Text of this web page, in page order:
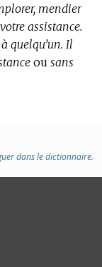
mendier
assistance.
quelqu’un. Il
ou sans
dans le dictionnaire.